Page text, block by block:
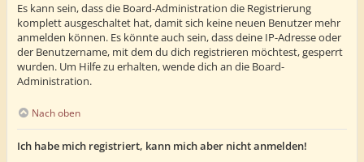
Es kann sein, dass die Board-Administration die Registrierung
komplett ausgeschaltet hat, damit sich keine neuen Benutzer mehr
anmelden können. Es könnte auch sein, dass deine IP-Adresse oder
der Benutzername, mit dem du dich registrieren möchtest, gesperrt
wurden. Um Hilfe zu erhalten, wende dich an die Board-
Administration.
Nach oben
Ich habe mich registriert, kann mich aber nicht anmelden!